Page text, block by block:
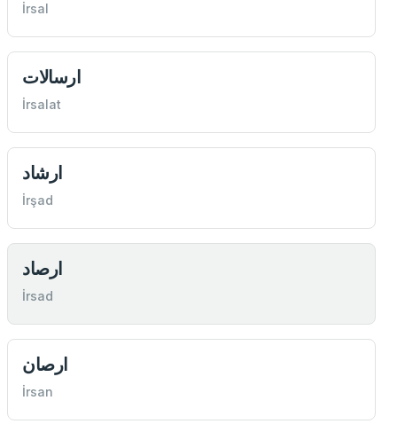
İrsal
ارسالات
İrsalat
ارشاد
İrşad
ارصاد
İrsad
ارصان
İrsan